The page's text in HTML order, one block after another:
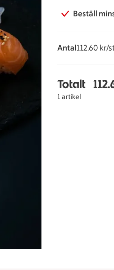
Beställ
Antal
112.60 kronor
112.60 kr/st
Totalt
1 artikel
Totalt